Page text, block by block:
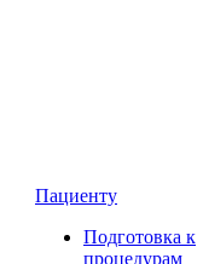
Пациенту
Подготовка к
процедурам